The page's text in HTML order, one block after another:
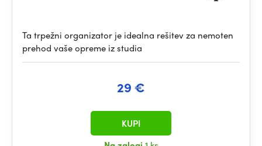
Ta trpežni organizator je idealna rešitev za nemoten
prehod vaše opreme iz studia
29 €
KUPI